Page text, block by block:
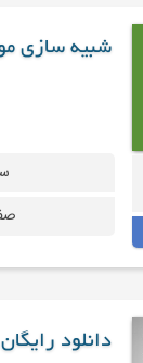
شبیه سازی
دانلود رایگان مقاله